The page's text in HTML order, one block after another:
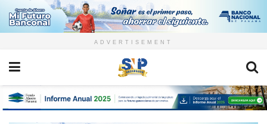
ADVERTISEMENT